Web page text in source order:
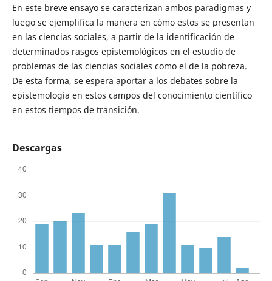
En este breve ensayo se caracterizan ambos paradigmas y
luego se ejemplifica la manera en cómo estos se presentan
en las ciencias sociales, a partir de la identificación de
determinados rasgos epistemológicos en el estudio de
problemas de las ciencias sociales como el de la pobreza.
De esta forma, se espera aportar a los debates sobre la
epistemología en estos campos del conocimiento científico
en estos tiempos de transición.
Descargas